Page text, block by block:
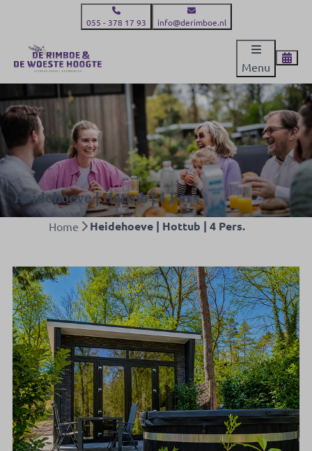
055 - 378 17 93 info@derimboe.nl
Menu
Heidehoeve | Hottub | 4 Pers.
Home Heidehoeve | Hottub | 4 Pers.